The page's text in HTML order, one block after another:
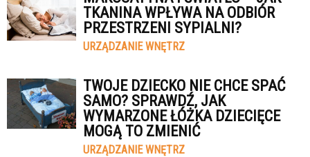
TKANINA WPŁYWA NA ODBIÓR
PRZESTRZENI SYPIALNI?
URZĄDZANIE WNĘTRZ
TWOJE DZIECKO NIE CHCE SPAĆ
SAMO? SPRAWDŹ, JAK
WYMARZONE ŁÓŻKA DZIECIĘCE
MOGĄ TO ZMIENIĆ
URZĄDZANIE WNĘTRZ